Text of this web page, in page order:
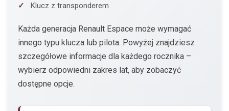
Klucz z transponderem
Każda generacja Renault Espace może wymagać
innego typu klucza lub pilota. Powyżej znajdziesz
szczegółowe informacje dla każdego rocznika –
wybierz odpowiedni zakres lat, aby zobaczyć
dostępne opcje.